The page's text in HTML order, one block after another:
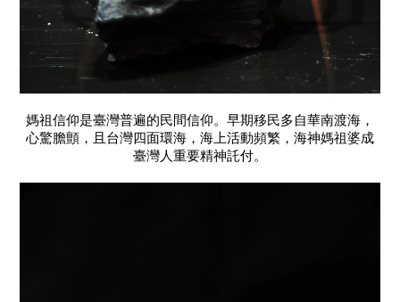
媽祖信仰是臺灣普遍的民間信仰。早期移民多自華南渡海，
心驚膽顫，且台灣四面環海，海上活動頻繁，海神媽祖婆成
臺灣人重要精神託付。